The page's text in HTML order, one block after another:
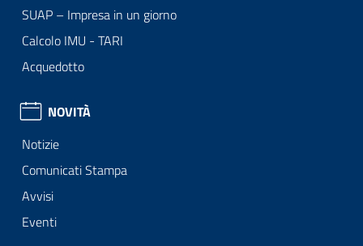
SUAP – Impresa in un giorno
Calcolo IMU - TARI
Acquedotto
NOVITÀ
Notizie
Comunicati Stampa
Avvisi
Eventi